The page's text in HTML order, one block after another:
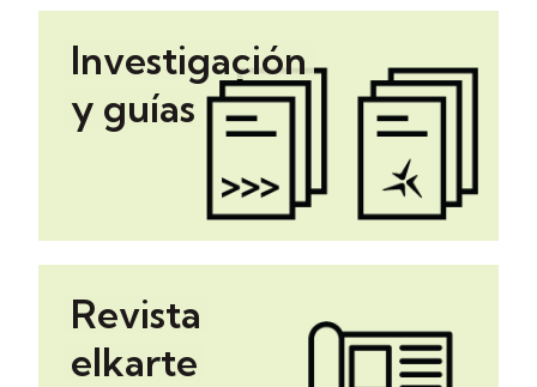
Investigación
y guías
Revista
elkarte